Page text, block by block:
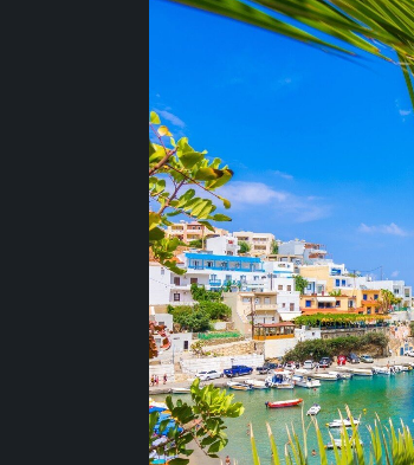
КРИТ
Исследуйте руины
монастыри и крепости,
громовержца Зевса и
стенах Кносского
«ничегонеделанием» и
потрясающего пляжа